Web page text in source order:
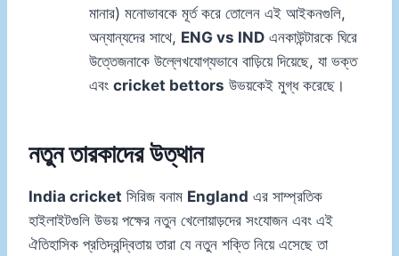
মানার) মনোভাবকে মূর্ত করে তোলেন এই আইকনগুলি,
অন্যান্যদের সাথে, ENG vs IND এনকাউন্টারকে ঘিরে
উত্তেজনাকে উল্লেখযোগ্যভাবে বাড়িয়ে দিয়েছে, যা ভক্ত
এবং cricket bettors উভয়কেই মুগ্ধ করেছে।
নতুন তারকাদের উত্থান
India cricket সিরিজ বনাম England এর সাম্প্রতিক
হাইলাইটগুলি উভয় পক্ষের নতুন খেলোয়াড়দের সংযোজন এবং এই
ঐতিহাসিক প্রতিদ্বন্দ্বিতায় তারা যে নতুন শক্তি নিয়ে এসেছে তা